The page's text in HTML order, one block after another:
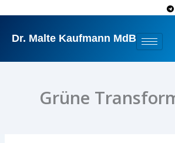
springen
Dr. Malte Kaufmann MdB
Grüne